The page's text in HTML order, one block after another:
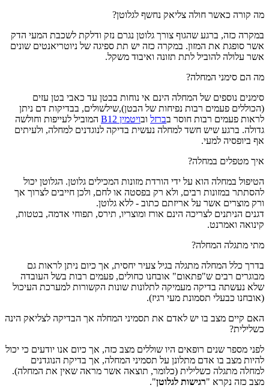
מה קורה כאשר חולה צליאק נחשף לגלוטן?
במקרה כזה, ברגע שהגוף צורך גלוטן נגרם נזק ודלקת לשכבת המעי הדק
אשר סופגת את המזון. במקרה כזה יש תת ספיגה של ניוטריאנטים שונים
אשר עלולה להוביל לתת תזונה ואיבוד משקל.
מה הם סימני המחלה?
סימנים נוספים של המחלה הינם אי נוחות בבטן עד כאבי בטן עזים
(הכוללים פעמים רבות נפיחות של הבטן),שילשולים, בבדיקות דם ניתן
לראות פעמים רבות חוסר בברזל ובויטמין B12
המוביל לעייפות וחולשה
גדולה. ברגע שיש חשד למחלה נעשית בדיקה לנוגדנים למחלה, ולעיתים
אף ביופסיה למעי.
איך מטפלים במחלה?
הטיפול במחלה הוא על ידי הורדת מזונות המכילים גלוטן. הגלוטן יכול
להסתתר במזונות רבים, ולא רק בפסטה או לחם, ולכן חייבים לצרוך אך
ורק מוצרים אשר על אריזתם כתוב - ללא גלוטן.
דגנים הניתנים לצריכה הינם אורז ומוצריו, תירס, תפוחי אדמה, בטטות,
קינואה ואמרנט.
מתי מתגלה המחלה?
בדרך כלל המחלה מתגלה בגיל צעיר יחסית, אך כיום ניתן לראות גם
מבוגרים רבים ש"פתאום" אובחנו כחולים, פעמים רבות בשל העובדה
שלא נעשתה בדיקה מעמיקה לתלונות שונות הקשורות למערכת העיכול
(אובחנו כבעלי תסמונת מעי רגיז).
האם קיים מצב בו יש לאדם את תסמיני המחלה אך הבדיקה לצליאק הינה
כשלילית?
לפני מספר שנים רופאים היו שוללים מצב כזה, אך כיום אנו יודעים כי יכול
להיות מצב בו אדם מתלונן על תסמיני המחלה, אך בדיקת הנוגדנים
למחלה מתגלה כשלילית (כלומר, תוצאה אשר מראה שאין את המחלה).
מצב כזה נקרא "רגישות לגלוטן".